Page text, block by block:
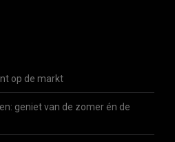
op de markt
geniet van de zomer én de